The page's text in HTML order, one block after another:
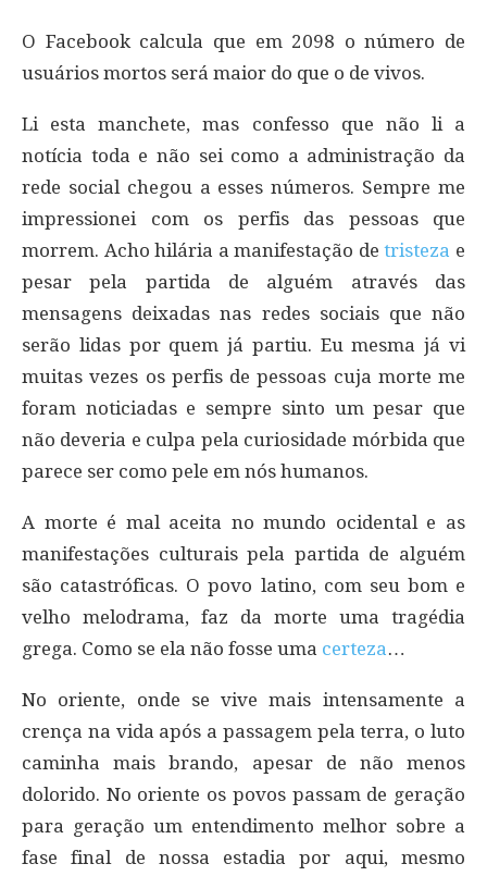
O Facebook calcula que em 2098 o número de
usuários mortos será maior do que o de vivos.
Li esta manchete, mas confesso que não li a
notícia toda e não sei como a administração da
rede social chegou a esses números. Sempre me
impressionei com os perfis das pessoas que
morrem. Acho hilária a manifestação detristeza e
pesar pela partida de alguém através das
mensagens deixadas nas redes sociais que não
serão lidas por quem já partiu. Eu mesma já vi
muitas vezes os perfis de pessoas cuja morte me
foram noticiadas e sempre sinto um pesar que
não deveria e culpa pela curiosidade mórbida que
parece ser como pele em nós humanos.
A morte é mal aceita no mundo ocidental e as
manifestações culturais pela partida de alguém
são catastróficas. O povo latino, com seu bom e
velho melodrama, faz da morte uma tragédia
grega. Como se ela não fosse uma certeza …
No oriente, onde se vive mais intensamente a
crença na vida após a passagem pela terra, o luto
caminha mais brando, apesar de não menos
dolorido. No oriente os povos passam de geração
para geração um entendimento melhor sobre a
fase final de nossa estadia por aqui, mesmo